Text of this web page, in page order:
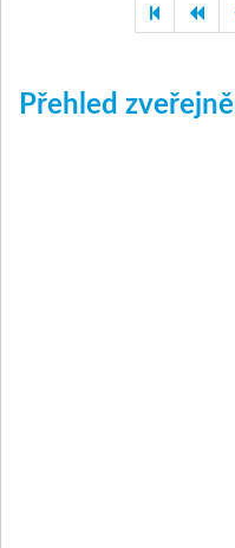
Přehled